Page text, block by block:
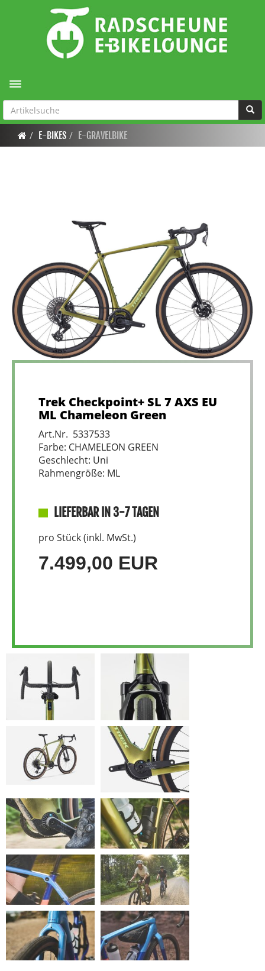
Toggle navigation
E-BIKES E-GRAVELBIKE
Trek Checkpoint+ SL 7 AXS EU
ML Chameleon Green
Art.Nr. 5337533
Farbe: CHAMELEON GREEN
Geschlecht: Uni
Rahmengröße: ML
LIEFERBAR IN 3-7 TAGEN
pro Stück (inkl. MwSt.)
7.499,00 EUR